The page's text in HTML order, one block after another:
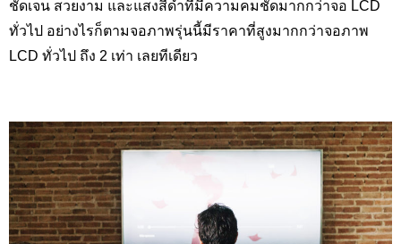
ชัดเจน สวยงาม และแสงสีดำที่มีความคมชัดมากกว่าจอ LCD
ทั่วไป อย่างไรก็ตามจอภาพรุ่นนี้มีราคาที่สูงมากกว่าจอภาพ
LCD ทั่วไป ถึง 2 เท่า เลยทีเดียว